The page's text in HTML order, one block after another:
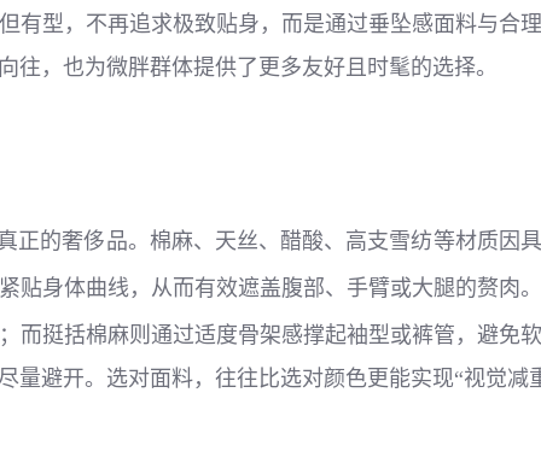
有型，不再追求极致贴身，而是通过垂坠感面料与合
往，也为微胖群体提供了更多友好且时髦的选择。
正的奢侈品。棉麻、天丝、醋酸、高支雪纺等材质因
贴身体曲线，从而有效遮盖腹部、手臂或大腿的赘肉
而挺括棉麻则通过适度骨架感撑起袖型或裤管，避免
量避开。选对面料，往往比选对颜色更能实现“视觉